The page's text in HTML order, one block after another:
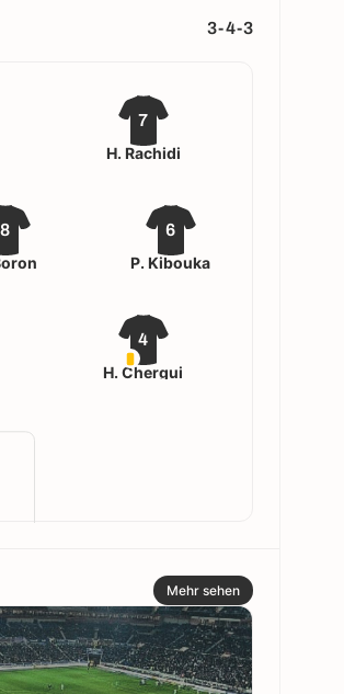
3-4-3
4
H. Chergui
8
6
P. Kibouka
7
H. Rachidi
Mehr sehen